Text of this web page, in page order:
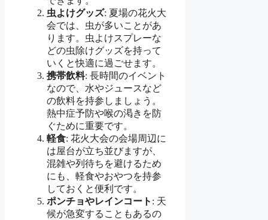
虫よけグッズ: 夏場の花火大
会では、虫が多いことがあ
ります。虫よけスプレーな
どの虫除けグッズを持って
いくと快適に過ごせます。
携帯飲料: 長時間のイベント
なので、水やジュースなど
の飲料を持参しましょう。
熱中症予防や喉の渇きを防
ぐために重要です。
軽食: 花火大会の会場周辺に
は屋台が立ち並びますが、
混雑や列待ちを避けるため
にも、軽食やおやつを持参
しておくと便利です。
ポンチョやレインコート : 天
候が急変することもあるの